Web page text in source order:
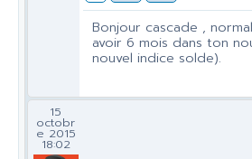
Bonjour cascade ,
avoir 6 mois dans ton
nouvel indice solde).
15
octobr
e 2015
18:02